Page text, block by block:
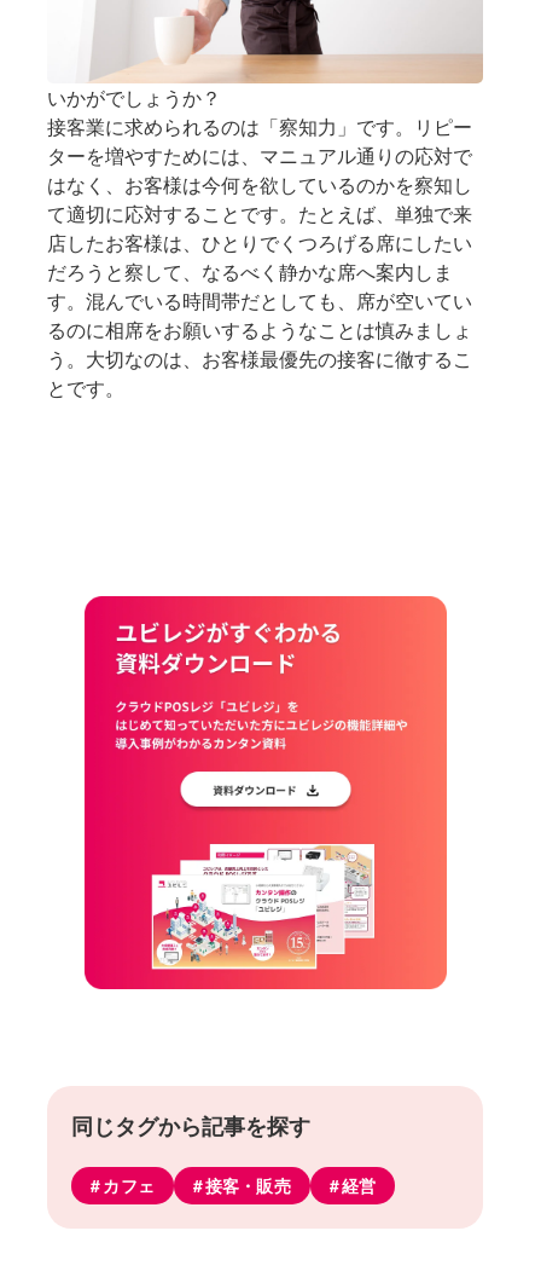
いかがでしょうか？
接客業に求められるのは「察知力」です。リピー
ターを増やすためには、マニュアル通りの応対で
はなく、お客様は今何を欲しているのかを察知し
て適切に応対することです。たとえば、単独で来
店したお客様は、ひとりでくつろげる席にしたい
だろうと察して、なるべく静かな席へ案内しま
す。混んでいる時間帯だとしても、席が空いてい
るのに相席をお願いするようなことは慎みましょ
う。大切なのは、お客様最優先の接客に徹するこ
とです。
同じタグから記事を探す
カフェ 接客・販売 経営